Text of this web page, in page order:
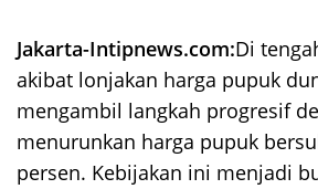
Jakarta-Intipnews.com:Di
akibat lonjakan harga pupuk
mengambil langkah progresif
menurunkan harga pupuk
persen. Kebijakan ini menjadi